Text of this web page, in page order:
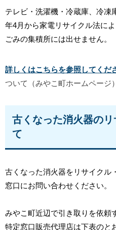
テレビ・洗濯機・冷蔵庫、冷凍
年4月から家電リサイクル法に
ごみの集積所には出せません。
詳しくはこちらを参照してくだ
ついて（みやこ町ホームページ
古くなった消火器の
て
古くなった消火器をリサイクル
窓口にお問い合わせください。
みやこ町近辺で引き取りを依頼
特定窓口販売代理店は下表のと